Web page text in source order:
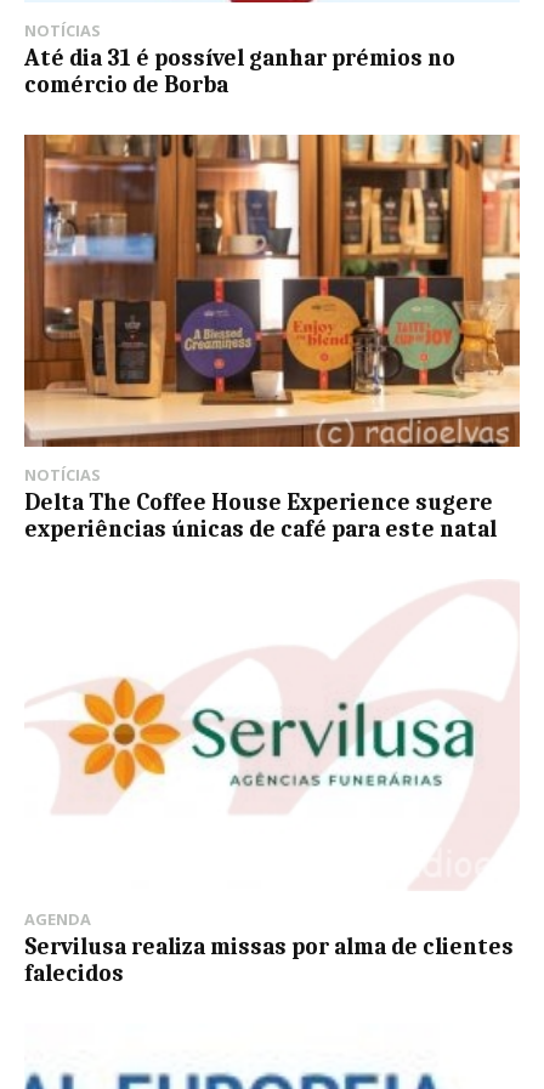
NOTÍCIAS
Até dia 31 é possível ganhar prémios no
comércio de Borba
NOTÍCIAS
Delta The Coffee House Experience sugere
experiências únicas de café para este natal
AGENDA
Servilusa realiza missas por alma de clientes
falecidos